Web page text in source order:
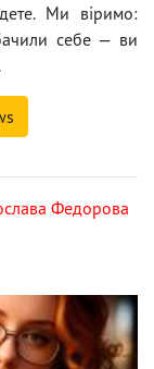
Ми віримо:
себе — ви
Федорова